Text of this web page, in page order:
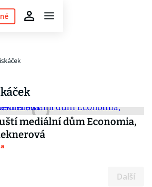
mediální dům Economia,
Další